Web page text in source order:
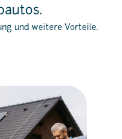
und weitere Vorteile.